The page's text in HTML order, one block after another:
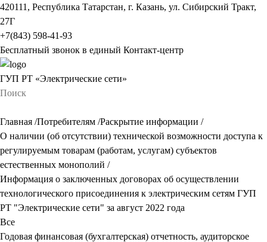
420111, Республика Татарстан, г. Казань, ул. Сибирский Тракт,
27Г
+7(843) 598-41-93
Бесплатный звонок в единый Контакт-центр
ГУП РТ «Электрические сети»
Главная /Потребителям /Раскрытие информации /
О наличии (об отсутствии) технической возможности доступа к
регулируемым товарам (работам, услугам) субъектов
естественных монополий /
Информация о заключенных договорах об осуществлении
технологического присоединения к электрическим сетям ГУП
РТ "Электрические сети" за август 2022 года
Все
Годовая финансовая (бухгалтерская) отчетность, аудиторское